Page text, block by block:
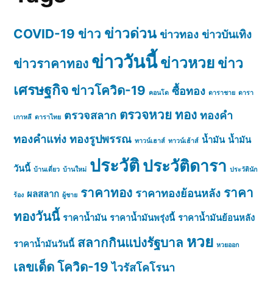
COVID-19 ข่าว ข่าวด่วน ข่าวทอง ข่าวบันเทิง
ข่าวราคาทอง ข่าววันนี้ ข่าวหวย ข่าว
เศรษฐกิจ ข่าวโควิด-19 คอนโด ซื้อทอง ดาราชาย ดารา
เกาหลี ดาราไทย ตรวจสลาก ตรวจหวย ทอง ทองคำ
ทองคำแท่ง ทองรูปพรรณ ทาวน์เฮาส์ ทาวน์เฮ้าส์ น้ำมัน น้ำมัน
วันนี้ บ้านเดี่ยว บ้านใหม่ ประวัติประวัติดารา ประวัตินัก
ร้อง ผลสลาก ผู้ชาย ราคาทอง ราคาทองย้อนหลัง ราคา
ทองวันนี้ ราคาน้ำมัน ราคาน้ำมันพรุ่งนี้ ราคาน้ำมันย้อนหลัง
ราคาน้ำมันวันนี้ สลากกินแบ่งรัฐบาล หวย หวยออก
เลขเด็ด โควิด-19 ไวรัสโคโรนา